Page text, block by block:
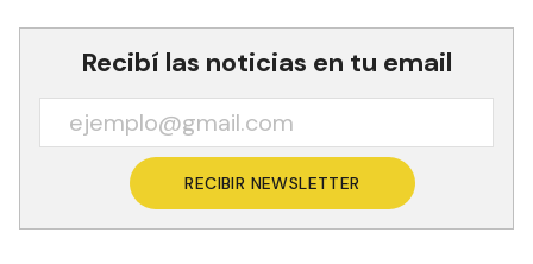
Recibí las noticias en tu email
RECIBIR NEWSLETTER